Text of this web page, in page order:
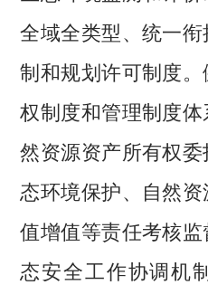
全域全类型、统一
制和规划许可制度
权制度和管理制度
然资源资产所有权
态环境保护、自然
值增值等责任考核
态安全工作协调机